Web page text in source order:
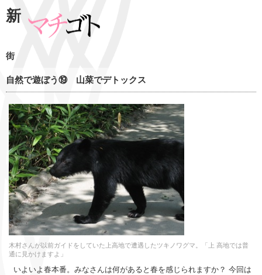
新
街
自然で遊ぼう⑲ 山菜でデトックス
木村さんが以前ガイドをしていた上高地で遭遇したツキノワグマ。「上 高地では普
通に見かけますよ」
いよいよ春本番。みなさんは何があると春を感じられますか？ 今回は